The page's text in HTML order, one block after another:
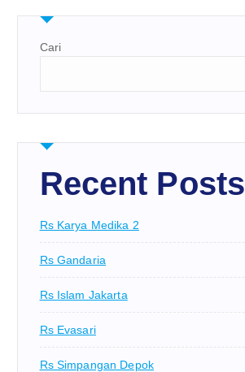
Cari
Recent Posts
Rs Karya Medika 2
Rs Gandaria
Rs Islam Jakarta
Rs Evasari
Rs Simpangan Depok